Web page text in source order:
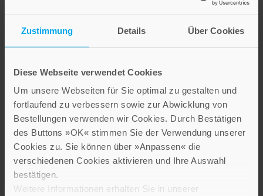
Zustimmung Details Über Cookies
Diese Webseite verwendet Cookies
Um unsere Webseiten für Sie optimal zu gestalten und
fortlaufend zu verbessern sowie zur Abwicklung von
Bestellungen verwenden wir Cookies. Durch Bestätigen
des Buttons »OK« stimmen Sie der Verwendung unserer
Cookies zu. Sie können über »Anpassen« die
verschiedenen Cookies aktivieren und Ihre Auswahl
bestätigen.
Weitere Informationen erhalten Sie in unserer
BESTSELLER
Wolfgang Raible
Kreuz und quer
Ernst Riegg
und Mobilität